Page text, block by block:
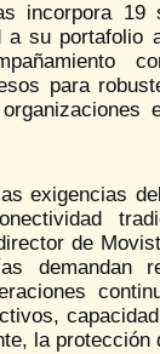
incorpora 19
a su portafolio
para
exigencias
de
demandan
la protección